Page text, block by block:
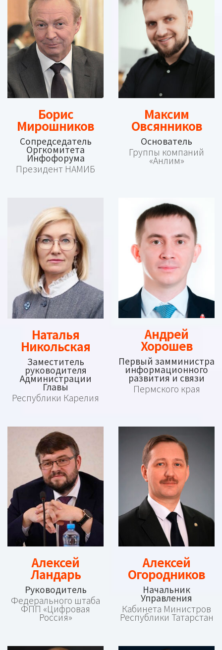
Борис
Мирошников
Сопредседатель
Оргкомитета
Инфофорума
Президент НАМИБ
Максим
Овсянников
Основатель
Группы компаний
«Анлим»
Наталья
Никольская
Заместитель
руководителя
Администрации
Главы
Республики Карелия
Андрей
Хорошев
Первый замминистра
информационного
развития и связи
Пермского края
Алексей
Ландарь
Руководитель
Федерального штаба
ФПП «Цифровая
Россия»
Алексей
Огородников
Начальник
Управления
Кабинета Министров
Республики Татарстан